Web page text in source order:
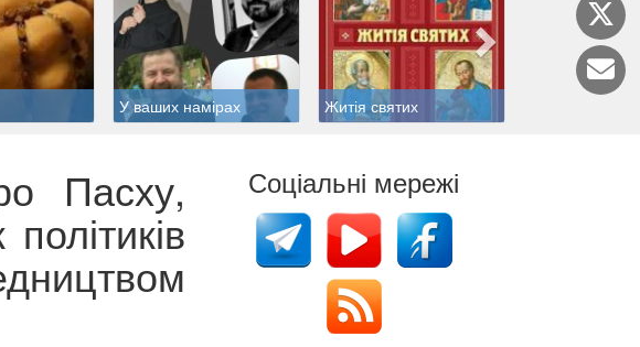
У ваших намірах Житія святих
Пасху, Соціальні мережі